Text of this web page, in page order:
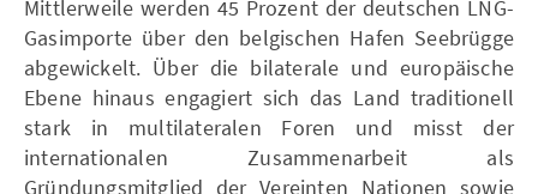
Mittlerweile werden 45 Prozent der deutschen LNG-
Gasimporte über den belgischen Hafen Seebrügge
abgewickelt. Über die bilaterale und europäische
Ebene hinaus engagiert sich das Land traditionell
stark in multilateralen Foren und misst der
internationalen Zusammenarbeit als
Gründungsmitglied der Vereinten Nationen sowie